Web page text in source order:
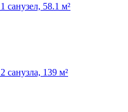
санузел, 58.1 м²
санузла, 139 м²